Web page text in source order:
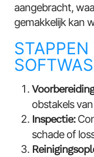
aangebracht,
gemakkelijk kan
obstakels
Inspectie:
schade of